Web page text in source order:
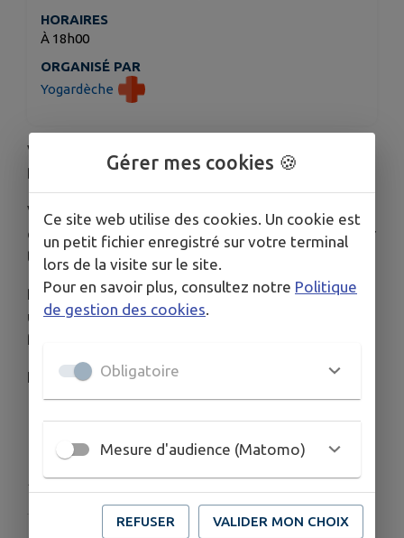
HORAIRES
À 18h00
ORGANISÉ PAR
Yogardèche
Vernissage de l'exposition "Ciels" de Brigitte
Delpech à Yogardeche
Venez nombreux Nous inaugurons cette
exposition de magnifiques peintures à l'huile
sur
toile autour d'un verre et quelques grignotis.
Pour cette exposition Brigitte Delpech montrera
uniquement des ciels.... grands, moyens et petits
formats
Entrée libre
Publié par Sabine
Gérer mes cookies 🍪
Ce site web utilise des cookies. Un cookie est
un petit fichier enregistré sur votre terminal
lors de la visite sur le site.
Pour en savoir plus, consultez notre Politique
de gestion des cookies
Obligatoire
Mesure d'audience (Matomo)
REFUSER VALIDER MON CHOIX